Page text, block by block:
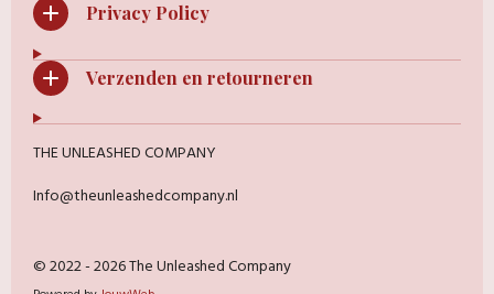
Privacy Policy
Verzenden en retourneren
THE UNLEASHED COMPANY
Info@theunleashedcompany.nl
© 2022 - 2026 The Unleashed Company